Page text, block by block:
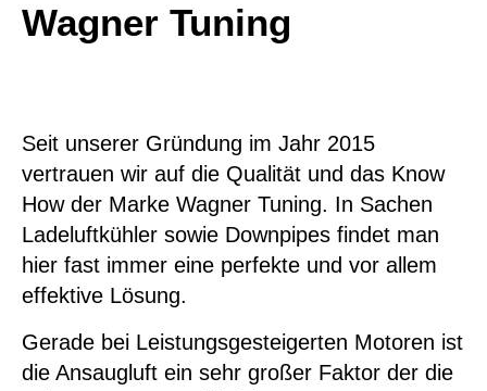
Wagner Tuning
Seit unserer Gründung im Jahr 2015
vertrauen wir auf die Qualität und das Know
How der Marke Wagner Tuning. In Sachen
Ladeluftkühler sowie Downpipes findet man
hier fast immer eine perfekte und vor allem
effektive Lösung.
Gerade bei Leistungsgesteigerten Motoren ist
die Ansaugluft ein sehr großer Faktor der die